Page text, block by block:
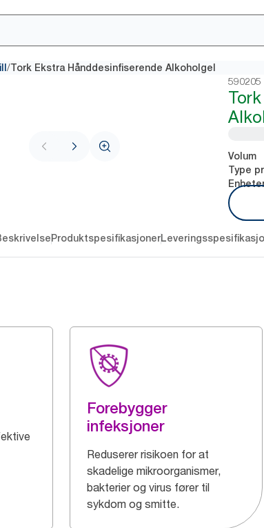
/Tork Ekstra Hånddesinfiserende Alkoholgel
590205
Volum
Type
Produktspesifikasjoner
Forebygger
infeksjoner
Reduserer risikoen for at
skadelige mikroorganismer,
bakterier og virus fører til
sykdom og smitte.